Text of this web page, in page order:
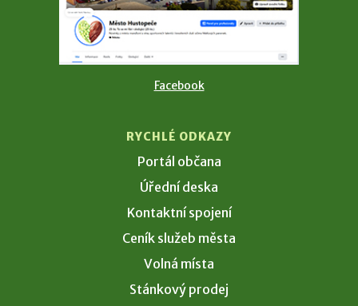
Facebook
RYCHLÉ ODKAZY
Portál občana
Úřední deska
Kontaktní spojení
Ceník služeb města
Volná místa
Stánkový prodej